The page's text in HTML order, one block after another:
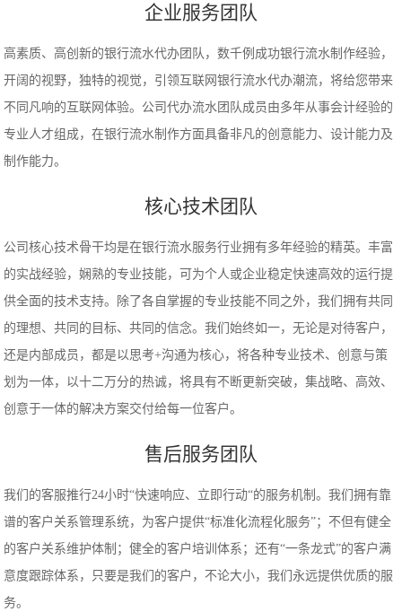
企业服务团队
高素质、高创新的银行流水代办团队，数千例成功银行流水制作经验，
开阔的视野，独特的视觉，引领互联网银行流水代办潮流，将给您带来
不同凡响的互联网体验。公司代办流水团队成员由多年从事会计经验的
专业人才组成，在银行流水制作方面具备非凡的创意能力、设计能力及
制作能力。
核心技术团队
公司核心技术骨干均是在银行流水服务行业拥有多年经验的精英。丰富
的实战经验，娴熟的专业技能，可为个人或企业稳定快速高效的运行提
供全面的技术支持。除了各自掌握的专业技能不同之外，我们拥有共同
的理想、共同的目标、共同的信念。我们始终如一，无论是对待客户，
还是内部成员，都是以思考+沟通为核心，将各种专业技术、创意与策
划为一体，以十二万分的热诚，将具有不断更新突破，集战略、高效、
创意于一体的解决方案交付给每一位客户。
售后服务团队
我们的客服推行24小时“快速响应、立即行动“的服务机制。我们拥有靠
谱的客户关系管理系统，为客户提供“标准化流程化服务”；不但有健全
的客户关系维护体制；健全的客户培训体系；还有“一条龙式”的客户满
意度跟踪体系，只要是我们的客户，不论大小，我们永远提供优质的服
务。